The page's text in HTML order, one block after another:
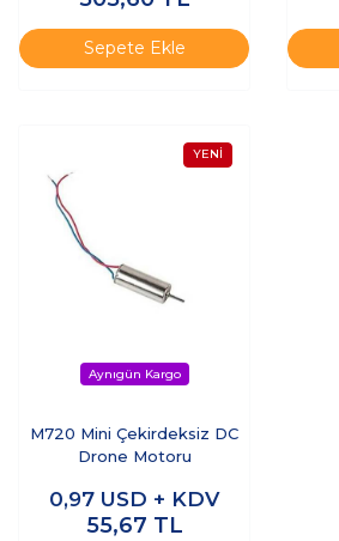
Sepete Ekle
M720 Mini Çekirdeksiz DC
Drone Motoru
0,97 USD + KDV
55,67 TL